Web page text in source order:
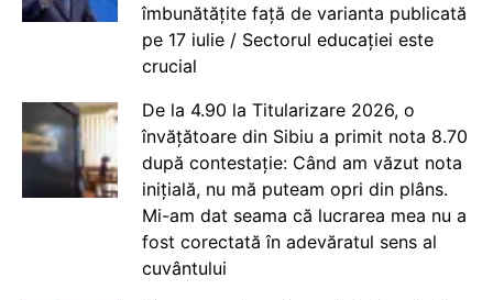
îmbunătățite față de varianta publicată
pe 17 iulie / Sectorul educației este
crucial
De la 4.90 la Titularizare 2026, o
învățătoare din Sibiu a primit nota 8.70
după contestație: Când am văzut nota
inițială, nu mă puteam opri din plâns.
Mi-am dat seama că lucrarea mea nu a
fost corectată în adevăratul sens al
cuvântului